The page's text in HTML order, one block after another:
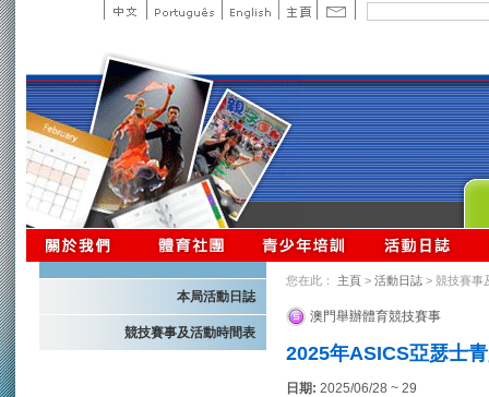
本局活動日誌
競技賽事及活動時間表
您在此： 主頁 > 活動日誌 > 競技賽事
澳門舉辦體育競技賽事
2025年ASICS亞瑟士
日期: 2025/06/28 ~ 29